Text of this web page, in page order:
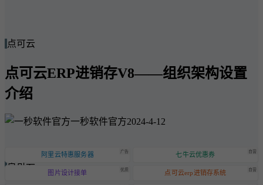
点可云
点可云ERP进销存V8——组织架构设置
介绍
一秒软件官方2024-4-12
点可云
阿里云特惠服务器 广告 七牛云优惠券 自营
图片设计接单 优质 点可云erp进销存系统 自营